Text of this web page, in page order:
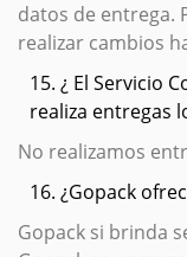
datos de entrega.
realizar cambios
15. ¿ El Servicio
realiza entregas
No realizamos
16. ¿Gopack
Gopack si brinda